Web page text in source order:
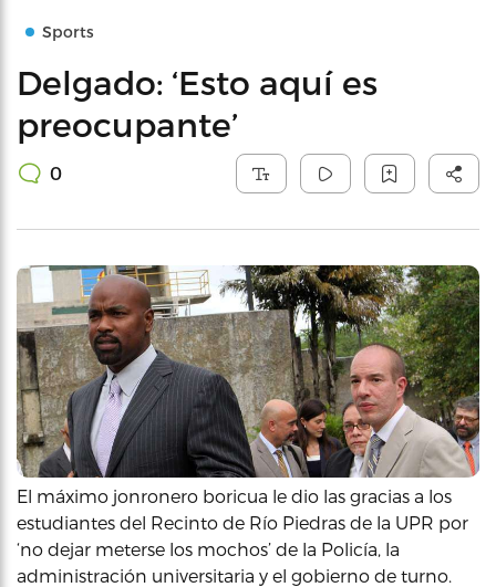
Sports
Delgado: ‘Esto aquí es
preocupante’
0
El máximo jonronero boricua le dio las gracias a los
estudiantes del Recinto de Río Piedras de la UPR por
‘no dejar meterse los mochos’ de la Policía, la
administración universitaria y el gobierno de turno.